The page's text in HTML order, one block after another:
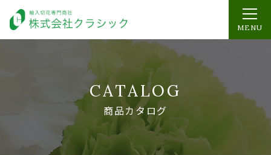
MENU
CATALOG
商品カタログ